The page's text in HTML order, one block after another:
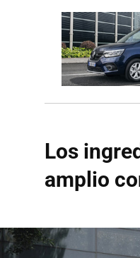
Los
amplio